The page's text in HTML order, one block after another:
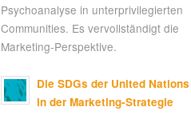
Psychoanalyse in unterprivilegierten
Communities. Es vervollständigt die
Marketing-Perspektive.
Die SDGs der United Nations
in der Marketing-Strategie